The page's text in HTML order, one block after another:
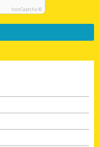
IconCaptcha ©